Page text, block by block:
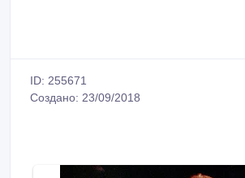
ID: 255671
Создано: 23/09/2018